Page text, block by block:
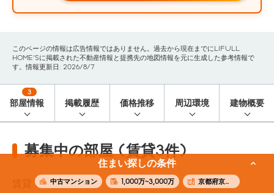
住まい探しの条件
中古マンション 1,000万~3,000万 京都府京都市下京区
このページの情報は広告情報ではありません。過去から現在までにLIFULL
HOME'Sに掲載された不動産情報と提携先の地図情報を元に生成した参考情報で
す。情報更新日: 2026/8/7
部屋情報
3
掲載履歴 価格推移 周辺環境 建物概要
募集中の部屋 (賃貸3件)
3 件